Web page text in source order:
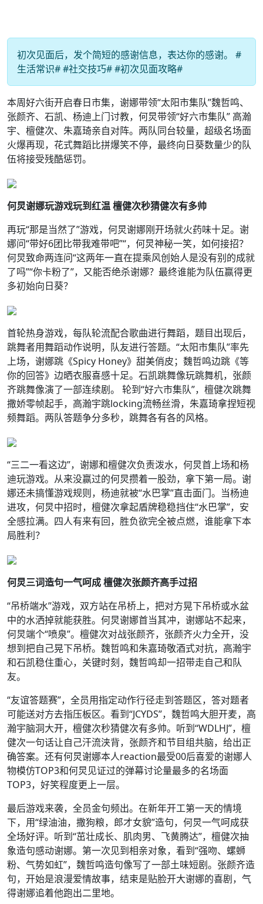
初次见面后，发个简短的感谢信息，表达你的感谢。 #
生活常识# #社交技巧# #初次见面攻略#
本周好六街开启春日市集，谢娜带领“太阳市集队”魏哲鸣、
张颜齐、石凯、杨迪上门讨教，何炅带领“好六市集队” 高瀚
宇、檀健次、朱嘉琦亲自对阵。两队同台较量，超级名场面
火爆再现，花式舞蹈比拼爆笑不停，最终向日葵数量少的队
伍将接受残酷惩罚。
何炅谢娜玩游戏玩到红温 檀健次秒猜健次有多帅
再玩“那是当然了”游戏，何炅谢娜刚开场就火药味十足。谢
娜问“带好6团比带我难带吧”“，何炅神秘一笑，如何接招？
何炅致命两连问“这两年一直在提乘风创始人是没有别的成就
了吗”“你卡粉了”，又能否绝杀谢娜？最终谁能为队伍赢得更
多初始向日葵？
首轮热身游戏，每队轮流配合歌曲进行舞蹈，题目出现后，
跳舞者用舞蹈动作说明，队友进行答题。“太阳市集队”率先
上场，谢娜跳《Spicy Honey》甜美俏皮；魏哲鸣边跳《等
你的回答》边晒衣服喜感十足。石凯跳舞像玩跳舞机，张颜
齐跳舞像演了一部连续剧。 轮到“好六市集队”，檀健次跳舞
撒娇零帧起手，高瀚宇跳locking流畅丝滑，朱嘉琦拿捏短视
频舞蹈。两队答题争分多秒，跳舞各有各的风格。
“三二一看这边”，谢娜和檀健次负责泼水，何炅首上场和杨
迪玩游戏。从来没赢过的何炅攒着一股劲，拿下第一局。谢
娜还未搞懂游戏规则，杨迪就被“水巴掌”直击面门。当杨迪
进攻，何炅中招时，檀健次拿起盾牌稳稳挡住“水巴掌”，安
全感拉满。四人有来有回，胜负欲完全被点燃，谁能拿下本
局胜利？
何炅三词造句一气呵成 檀健次张颜齐高手过招
“吊桥端水”游戏，双方站在吊桥上，把对方晃下吊桥或水盆
中的水洒掉就能获胜。何炅谢娜首当其冲，谢娜站不起来，
何炅端个“喷泉”。檀健次对战张颜齐，张颜齐火力全开，没
想到把自己晃下吊桥。魏哲鸣和朱嘉琦敬酒式对抗，高瀚宇
和石凯稳住重心，关键时刻，魏哲鸣却一招带走自己和队
友。
“友谊答题赛”，全员用指定动作行径走到答题区，答对题者
可能送对方去指压板区。看到“JCYDS”，魏哲鸣大胆开麦，高
瀚宇脑洞大开，檀健次秒猜健次有多帅。听到“WDLHJ”，檀
健次一句话让自己汗流浃背，张颜齐和节目组共脑，给出正
确答案。还有何炅谢娜本人reaction最受00后喜爱的谢娜人
物模仿TOP3和何炅见证过的弹幕讨论量最多的名场面
TOP3，好笑程度更上一层。
最后游戏来袭，全员金句频出。在新年开工第一天的情境
下，用“绿油油，撒狗粮，郎才女貌”造句，何炅一气呵成获
全场好评。听到“茁壮成长、肌肉男、飞黄腾达”，檀健次抽
象造句感动谢娜。第一次见到相亲对象，看到“强吻、螺蛳
粉、气势如虹”，魏哲鸣造句像写了一部土味短剧。张颜齐造
句，开始是浪漫爱情故事，结束是贴脸开大谢娜的喜剧，气
得谢娜追着他跑出二里地。